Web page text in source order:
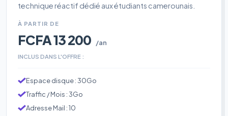
technique réactif dédié aux étudiants camerounais.
À PARTIR DE
FCFA 13 200 /an
INCLUS DANS L'OFFRE :
Espace disque : 30Go
Traffic / Mois : 3Go
Adresse Mail : 10